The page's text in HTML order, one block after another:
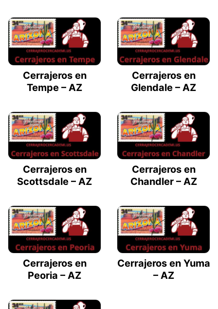
Cerrajeros en
Tempe – AZ
Cerrajeros en
Glendale – AZ
Cerrajeros en
Scottsdale – AZ
Cerrajeros en
Chandler – AZ
Cerrajeros en
Peoria – AZ
Cerrajeros en Yuma
– AZ